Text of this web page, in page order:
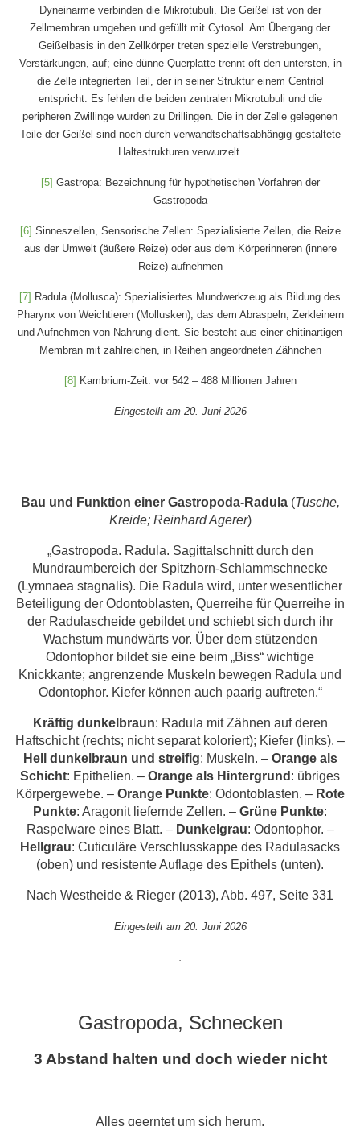
Dyneinarme verbinden die Mikrotubuli. Die Geißel ist von der
Zellmembran umgeben und gefüllt mit Cytosol. Am Übergang der
Geißelbasis in den Zellkörper treten spezielle Verstrebungen,
Verstärkungen, auf; eine dünne Querplatte trennt oft den untersten, in
die Zelle integrierten Teil, der in seiner Struktur einem Centriol
entspricht: Es fehlen die beiden zentralen Mikrotubuli und die
peripheren Zwillinge wurden zu Drillingen. Die in der Zelle gelegenen
Teile der Geißel sind noch durch verwandtschaftsabhängig gestaltete
Haltestrukturen verwurzelt.
[5] Gastropa: Bezeichnung für hypothetischen Vorfahren der
Gastropoda
[6] Sinneszellen, Sensorische Zellen: Spezialisierte Zellen, die Reize
aus der Umwelt (äußere Reize) oder aus dem Körperinneren (innere
Reize) aufnehmen
[7] Radula (Mollusca): Spezialisiertes Mundwerkzeug als Bildung des
Pharynx von Weichtieren (Mollusken), das dem Abraspeln, Zerkleinern
und Aufnehmen von Nahrung dient. Sie besteht aus einer chitinartigen
Membran mit zahlreichen, in Reihen angeordneten Zähnchen
[8] Kambrium-Zeit: vor 542 – 488 Millionen Jahren
Eingestellt am 20. Juni 2026
Bau und Funktion einer Gastropoda-Radula(Tusche,
Kreide; Reinhard Agerer)
„Gastropoda. Radula. Sagittalschnitt durch den
Mundraumbereich der Spitzhorn-Schlammschnecke
(Lymnaea stagnalis). Die Radula wird, unter wesentlicher
Beteiligung der Odontoblasten, Querreihe für Querreihe in
der Radulascheide gebildet und schiebt sich durch ihr
Wachstum mundwärts vor. Über dem stützenden
Odontophor bildet sie eine beim „Biss“ wichtige
Knickkante; angrenzende Muskeln bewegen Radula und
Odontophor. Kiefer können auch paarig auftreten.“
Kräftig dunkelbraun: Radula mit Zähnen auf deren
Haftschicht (rechts; nicht separat koloriert); Kiefer (links). –
Hell dunkelbraun und streifig: Muskeln. – Orange als
Schicht: Epithelien. – Orange als Hintergrund : übriges
Körpergewebe. – Orange Punkte: Odontoblasten. – Rote
Punkte: Aragonit liefernde Zellen. – Grüne Punkte:
Raspelware eines Blatt. – Dunkelgrau: Odontophor. –
Hellgrau: Cuticuläre Verschlusskappe des Radulasacks
(oben) und resistente Auflage des Epithels (unten).
Nach Westheide & Rieger (2013), Abb. 497, Seite 331
Eingestellt am 20. Juni 2026
Gastropoda, Schnecken
3 Abstand halten und doch wieder nicht
Alles geerntet um sich herum,